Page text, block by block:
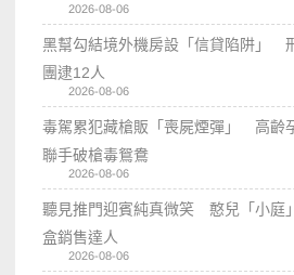
2026-08-06
黑幫勾結境外機房設「信貸陷阱」
團逮12人
2026-08-06
毒駕累犯藏槍販「喪屍煙彈」 高齡
聯手破槍毒鴛鴦
2026-08-06
聽見推門迎賓純真微笑 憨兒「小庭
盒銷售達人
2026-08-06